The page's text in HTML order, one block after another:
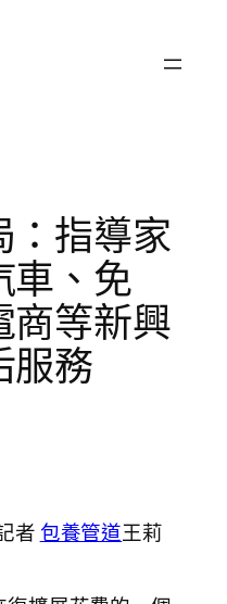
：指導家
車、免
商等新興
服務
者包養管道王莉